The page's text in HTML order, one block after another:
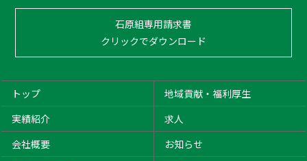
石原組専用請求書
クリックでダウンロード
トップ
地域貢献・福利厚生
実績紹介
求人
会社概要
お知らせ